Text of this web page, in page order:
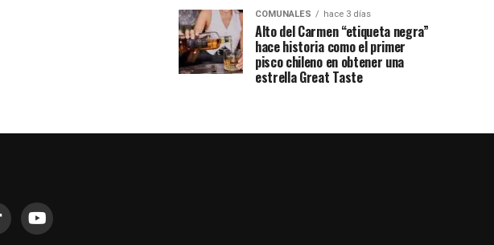
COMUNALES hace 3 días
Alto del Carmen “etiqueta negra”
hace historia como el primer
pisco chileno en obtener una
estrella Great Taste